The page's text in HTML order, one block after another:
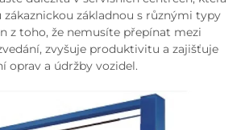
zákaznickou základnou s různými typy
z toho, že nemusíte přepínat mezi
zvyšuje produktivitu a zajišťuje
oprav a údržby vozidel.